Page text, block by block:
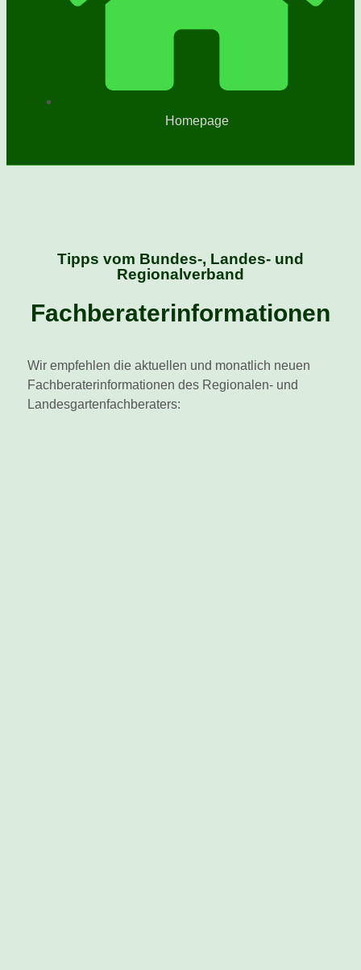
Homepage
Tipps vom Bundes-, Landes- und
Regionalverband
Fachberaterinformationen
Wir empfehlen die aktuellen und monatlich neuen
Fachberaterinformationen des Regionalen- und
Landesgartenfachberaters: